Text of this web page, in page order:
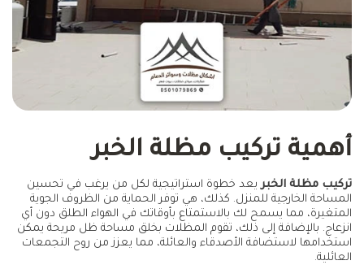
أهمية تركيب مظلة الخبر
تركيب مظلة الخبريعد خطوة استراتيجية لكل من يرغب في تحسين
المساحة الخارجية للمنزل. كذلك، هي توفر الحماية من الظروف الجوية
المتغيرة، مما يسمح لك بالاستمتاع بأوقاتك في الهواء الطلق دون أي
انزعاج. بالإضافة إلى ذلك، تقوم المظلات بخلق مساحة ظل مريحة يمكن
استخدامها لاستضافة الأصدقاء والعائلة، مما يعزز من روح التجمعات
العائلية.